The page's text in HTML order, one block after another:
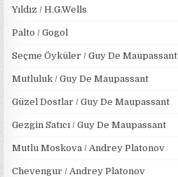
Yıldız / H.G.Wells
Palto / Gogol
Seçme Öyküler / Guy De Maupassant
Mutluluk / Guy De Maupassant
Güzel Dostlar / Guy De Maupassant
Gezgin Satıcı / Guy De Maupassant
Mutlu Moskova / Andrey Platonov
Chevengur / Andrey Platonov